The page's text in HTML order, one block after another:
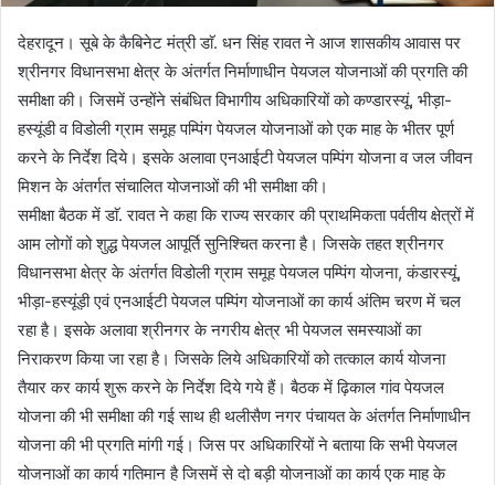
देहरादून। सूबे के कैबिनेट मंत्री डाॅ. धन सिंह रावत ने आज शासकीय आवास पर
श्रीनगर विधानसभा क्षेत्र के अंतर्गत निर्माणाधीन पेयजल योजनाओं की प्रगति की
समीक्षा की। जिसमें उन्होंने संबंधित विभागीय अधिकारियों को कण्डारस्यूं, भीड़ा-
हस्यूंडी व विडोली ग्राम समूह पम्पिंग पेयजल योजनाओं को एक माह के भीतर पूर्ण
करने के निर्देश दिये। इसके अलावा एनआईटी पेयजल पम्पिंग योजना व जल जीवन
मिशन के अंतर्गत संचालित योजनाओं की भी समीक्षा की।
समीक्षा बैठक में डाॅ. रावत ने कहा कि राज्य सरकार की प्राथमिकता पर्वतीय क्षेत्रों में
आम लोगों को शुद्ध पेयजल आपूर्ति सुनिश्चित करना है। जिसके तहत श्रीनगर
विधानसभा क्षेत्र के अंतर्गत विडोली ग्राम समूह पेयजल पम्पिंग योजना, कंडारस्यूं,
भीड़ा-हस्यूंड़ी एवं एनआईटी पेयजल पम्पिंग योजनाओं का कार्य अंतिम चरण में चल
रहा है। इसके अलावा श्रीनगर के नगरीय क्षेत्र भी पेयजल समस्याओं का
निराकरण किया जा रहा है। जिसके लिये अधिकारियों को तत्काल कार्य योजना
तैयार कर कार्य शुरू करने के निर्देश दिये गये हैं। बैठक में ढ़िकाल गांव पेयजल
योजना की भी समीक्षा की गई साथ ही थलीसैण नगर पंचायत के अंतर्गत निर्माणाधीन
योजना की भी प्रगति मांगी गई। जिस पर अधिकारियों ने बताया कि सभी पेयजल
योजनाओं का कार्य गतिमान है जिसमें से दो बड़ी योजनाओं का कार्य एक माह के